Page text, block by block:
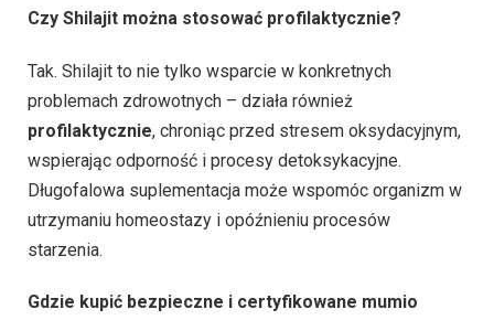
Czy Shilajit można stosować profilaktycznie?
Tak. Shilajit to nie tylko wsparcie w konkretnych
problemach zdrowotnych – działa również
profilaktycznie, chroniąc przed stresem oksydacyjnym,
wspierając odporność i procesy detoksykacyjne.
Długofalowa suplementacja może wspomóc organizm w
utrzymaniu homeostazy i opóźnieniu procesów
starzenia.
Gdzie kupić bezpieczne i certyfikowane mumio